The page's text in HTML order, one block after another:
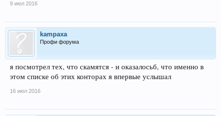
9 июл 2016
kampaxa
Профи форума
я посмотрел тех, что скамятся - и оказалосьб, что именно в
этом списке об этих конторах я впервые услышал
16 июл 2016